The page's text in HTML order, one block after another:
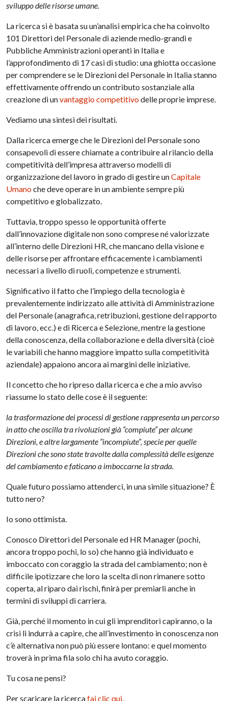
sviluppo delle risorse umane.
La ricerca si è basata su un’analisi empirica che ha coinvolto
101 Direttori del Personale di aziende medio-grandi e
Pubbliche Amministrazioni operanti in Italia e
l’approfondimento di 17 casi di studio: una ghiotta occasione
per comprendere se le Direzioni del Personale in Italia stanno
effettivamente offrendo un contributo sostanziale alla
creazione di unvantaggio competitivodelle proprie imprese.
Vediamo una sintesi dei risultati.
Dalla ricerca emerge che le Direzioni del Personale sono
consapevoli di essere chiamate a contribuire al rilancio della
competitività dell’impresa attraverso modelli di
organizzazione del lavoro in grado di gestire unCapitale
Umanoche deve operare in un ambiente sempre più
competitivo e globalizzato.
Tuttavia, troppo spesso le opportunità offerte
dall’innovazione digitale non sono comprese né valorizzate
all’interno delle Direzioni HR, che mancano della visione e
delle risorse per affrontare efficacemente i cambiamenti
necessari a livello di ruoli, competenze e strumenti.
Significativo il fatto che l’impiego della tecnologia è
prevalentemente indirizzato alle attività di Amministrazione
del Personale (anagrafica, retribuzioni, gestione del rapporto
di lavoro, ecc.) e di Ricerca e Selezione, mentre la gestione
della conoscenza, della collaborazione e della diversità (cioè
le variabili che hanno maggiore impatto sulla competitività
aziendale) appaiono ancora ai margini delle iniziative.
Il concetto che ho ripreso dalla ricerca e che a mio avviso
riassume lo stato delle cose è il seguente:
la trasformazione dei processi di gestione rappresenta un percorso
in atto che oscilla tra rivoluzioni già “compiute” per alcune
Direzioni, e altre largamente “incompiute”, specie per quelle
Direzioni che sono state travolte dalla complessità delle esigenze
del cambiamento e faticano a imboccarne la strada.
Quale futuro possiamo attenderci, in una simile situazione? È
tutto nero?
Io sono ottimista.
Conosco Direttori del Personale ed HR Manager (pochi,
ancora troppo pochi, lo so) che hanno già individuato e
imboccato con coraggio la strada del cambiamento; non è
difficile ipotizzare che loro la scelta di non rimanere sotto
coperta, al riparo dai rischi, finirà per premiarli anche in
termini di sviluppi di carriera.
Già, perché il momento in cui gli imprenditori capiranno, o la
crisi li indurrà a capire, che all’investimento in conoscenza non
c’è alternativa non può più essere lontano: e quel momento
troverà in prima fila solo chi ha avuto coraggio.
Tu cosa ne pensi?
Per scaricare la ricercafai clic qui.